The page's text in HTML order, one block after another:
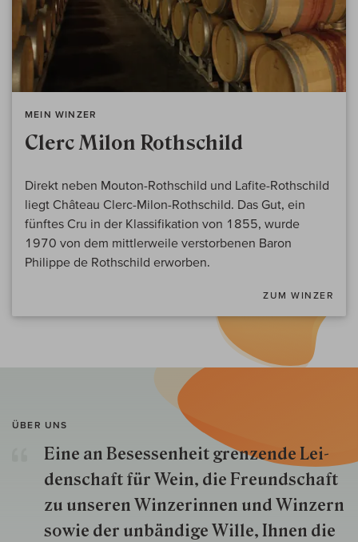
MEIN WINZER
Clerc Milon Rothschild
Direkt neben Mouton-Rothschild und Lafite-Rothschild
liegt Château Clerc-Milon-Rothschild. Das Gut, ein
fünftes Cru in der Klassifikation von 1855, wurde
1970 von dem mittlerweile verstorbenen Baron
Philippe de Rothschild erworben.
ZUM WINZER
ÜBER UNS
Eine an Besessenheit gren­zende Lei­
den­schaft für Wein, die Freund­schaft
zu unseren Win­zer­innen und Win­zern
so­wie der un­bän­dige Wille, Ihnen die